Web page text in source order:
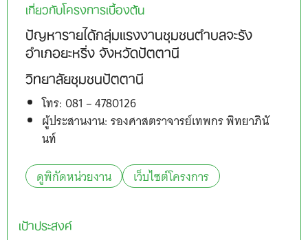
เกี่ยวกับโครงการเบื้องต้น
ปัญหารายได้กลุ่มแรงงานชุมชนตำบลจะรัง
อำเภอยะหริ่ง จังหวัดปัตตานี
วิทยาลัยชุมชนปัตตานี
โทร: 081 – 4780126
ผู้ประสานงาน: รองศาสตราจารย์เทพกร พิทยาภินั
นท์
ดูพิกัดหน่วยงาน
เว็บไซต์โครงการ
เป้าประสงค์